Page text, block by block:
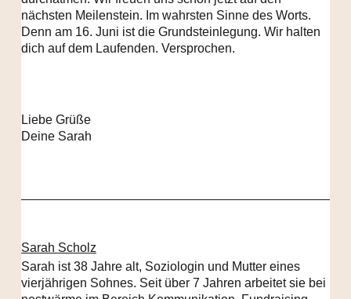
nächsten Meilenstein. Im wahrsten Sinne des Worts.
Denn am 16. Juni ist die Grundsteinlegung. Wir halten
dich auf dem Laufenden. Versprochen.
Liebe Grüße
Deine Sarah
Sarah Scholz
Sarah ist 38 Jahre alt, Soziologin und Mutter eines
vierjährigen Sohnes. Seit über 7 Jahren arbeitet sie bei